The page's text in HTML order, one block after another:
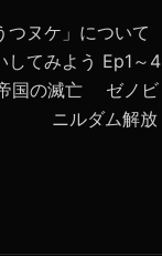
つヌケ」について
してみよう Ep1～4
国の滅亡 ゼノビ
立 ニルダム解放